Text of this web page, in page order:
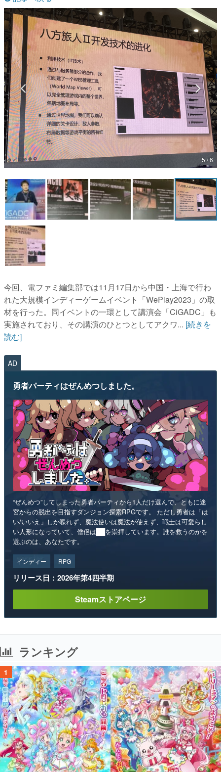
具体的な形から解き明かしていく、硬派で骨太な評論連載
です。
ゲームが変えた日本語
「経験値」「裏技」「ラスボス」… ゲームにまつわる言葉
の起源や用法の変遷を、コンピューター文化史研究家・タ
イニーP氏が徹底調査。
カテゴリ
特集記事
マンガ
女性向け
アプリレビュー
その他
電ファミニコゲーマーとは？
運営：株式会社マレ
5 / 6
今回、電ファミ編集部では11月17日から中国・上海で行わ
れた大規模インディーゲームイベント「WePlay2023」の取
材を行った。同イベントの一環として講演会「CiGADC」も
実施されており、その講演のひとつとしてアクワ... [続きを
読む]
AD
勇者パーティはぜんめつしました。
“ぜんめつ”してしまった勇者パーティから1人だけ選んで、ともに迷
宮からの脱出を目指すダンジョン探索RPGです。 ただし勇者は「は
い/いいえ」しか喋れず、魔法使いは魔法が使えず、戦士は可愛らし
い人形になっていて、僧侶は██を崇拝しています。誰を救うのかを
選ぶのは、あなたです。
インディー RPG
リリース日：2026年第4四半期
Steamストアページ
ランキング
1